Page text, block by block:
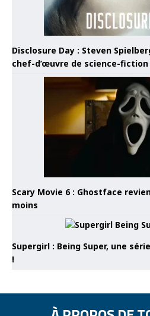
Disclosure Day : Steven
chef-d’œuvre de science-fiction
Scary Movie 6 : Ghostface
moins
Supergirl : Being Super, une
!